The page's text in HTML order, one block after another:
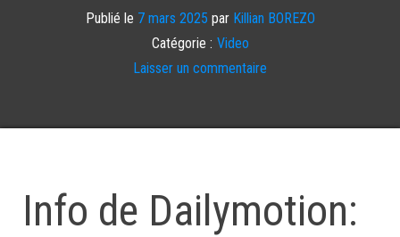
Publié le 7 mars 2025 par Killian BOREZO
Catégorie : Video
Laisser un commentaire
Info de Dailymotion: